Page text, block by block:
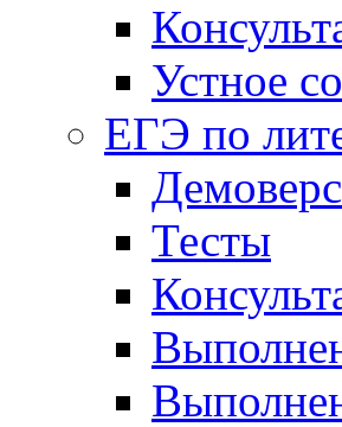
Устное
ЕГЭ по
Тесты